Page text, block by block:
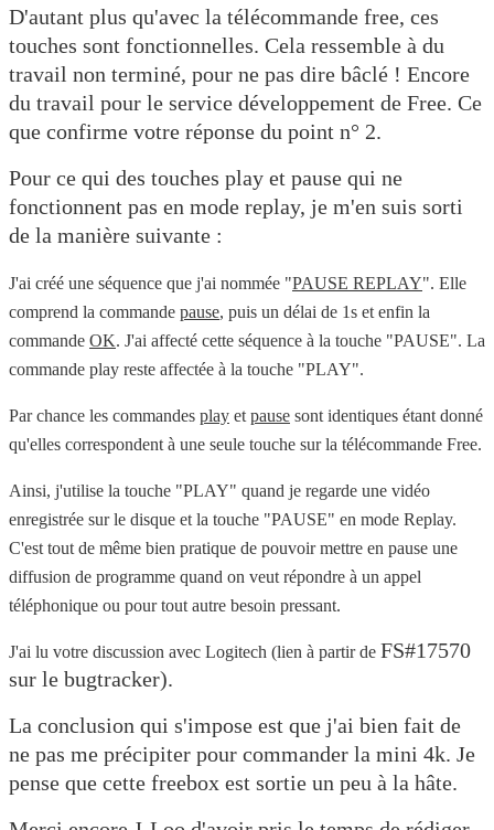
D'autant plus qu'avec la télécommande free, ces
touches sont fonctionnelles. Cela ressemble à du
travail non terminé, pour ne pas dire bâclé ! Encore
du travail pour le service développement de Free. Ce
que confirme votre réponse du point n° 2.
Pour ce qui des touches play et pause qui ne
fonctionnent pas en mode replay, je m'en suis sorti
de la manière suivante :
J'ai créé une séquence que j'ai nommée "PAUSE REPLAY". Elle
comprend la commande pause, puis un délai de 1s et enfin la
commande OK. J'ai affecté cette séquence à la touche "PAUSE". La
commande play reste affectée à la touche "PLAY".
Par chance les commandes play et pause sont identiques étant donné
qu'elles correspondent à une seule touche sur la télécommande Free.
Ainsi, j'utilise la touche "PLAY" quand je regarde une vidéo
enregistrée sur le disque et la touche "PAUSE" en mode Replay.
C'est tout de même bien pratique de pouvoir mettre en pause une
diffusion de programme quand on veut répondre à un appel
téléphonique ou pour tout autre besoin pressant.
J'ai lu votre discussion avec Logitech (lien à partir de FS#17570
sur le bugtracker).
La conclusion qui s'impose est que j'ai bien fait de
ne pas me précipiter pour commander la mini 4k. Je
pense que cette freebox est sortie un peu à la hâte.